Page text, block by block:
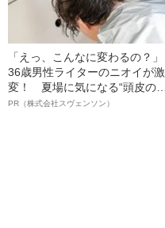
「えっ、こんなに変わるの？」
36歳男性ライターのニオイが激
変！ 夏場に気になる“頭皮のニ
オイ”や“ベタつき”を解消す
PR（株式会社スヴェンソン）